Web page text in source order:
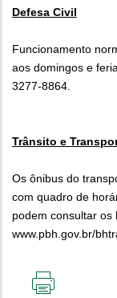
Defesa Civil
Funcionamento
aos domingos e
3277-8864.
Trânsito e
Os ônibus do
com quadro de
podem consultar
www.pbh.gov.br/